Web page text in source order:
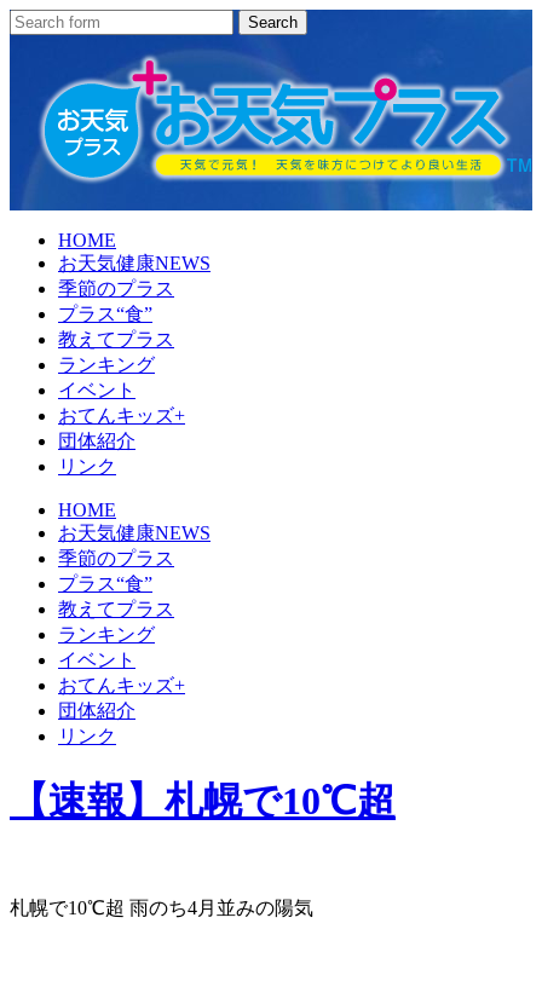
HOME
お天気健康NEWS
季節のプラス
プラス“食”
教えてプラス
ランキング
イベント
おてんキッズ+
団体紹介
リンク
HOME
お天気健康NEWS
季節のプラス
プラス“食”
教えてプラス
ランキング
イベント
おてんキッズ+
団体紹介
リンク
【速報】札幌で10℃超
札幌で10℃超 雨のち4月並みの陽気